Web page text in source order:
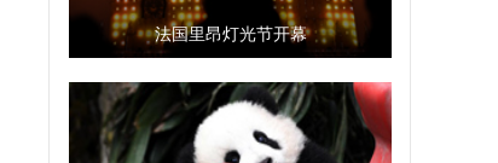
法国里昂灯光节开幕